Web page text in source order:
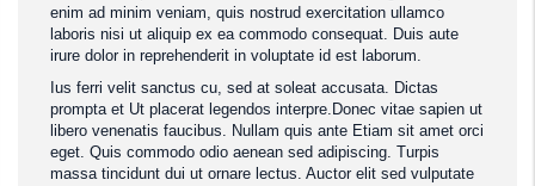
enim ad minim veniam, quis nostrud exercitation ullamco
laboris nisi ut aliquip ex ea commodo consequat. Duis aute
irure dolor in reprehenderit in voluptate id est laborum.
Ius ferri velit sanctus cu, sed at soleat accusata. Dictas
prompta et Ut placerat legendos interpre.Donec vitae sapien ut
libero venenatis faucibus. Nullam quis ante Etiam sit amet orci
eget. Quis commodo odio aenean sed adipiscing. Turpis
massa tincidunt dui ut ornare lectus. Auctor elit sed vulputate